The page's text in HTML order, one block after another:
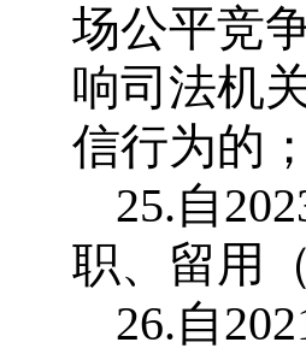
场公平竞
响司法机
信行为的；
25.自
职、留用
26.自